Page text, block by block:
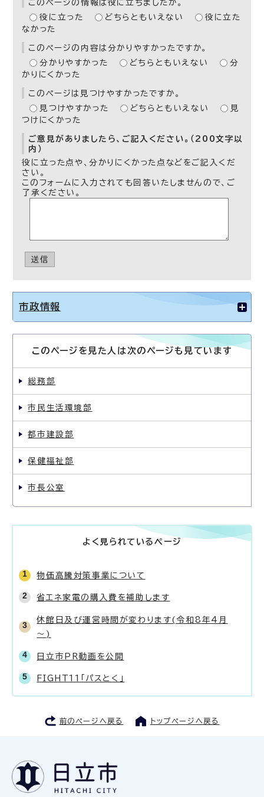
このページの情報は役に立ちましたか。
役に立った
どちらともいえない
役に立た
なかった
このページの内容は分かりやすかったですか。
分かりやすかった
どちらともいえない
分
かりにくかった
このページは見つけやすかったですか。
見つけやすかった
どちらともいえない
見
つけにくかった
ご意見がありましたら、ご記入ください。（200文字以
内）
役に立った点や、分かりにくかった点などをご記入くだ
さい。
このフォームに入力されても回答いたしませんので、ご
了承ください。
送信
市政情報
このページを見た人は次のページも見ています
総務部
市民生活環境部
都市建設部
保健福祉部
市長公室
よく見られているページ
物価高騰対策事業について
省エネ家電の購入費を補助します
休館日及び運営時間が変わります(令和8年4月
～)
日立市PR動画を公開
FIGHT11「パスとく」
前のページへ戻る トップページへ戻る